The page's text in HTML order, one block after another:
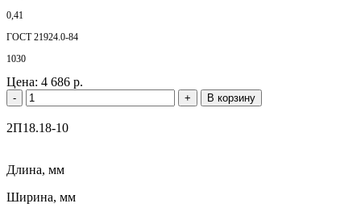
0,41
ГОСТ 21924.0-84
1030
Цена: 4 686 р.
- + В корзину
2П18.18-10
Длина, мм
Ширина, мм